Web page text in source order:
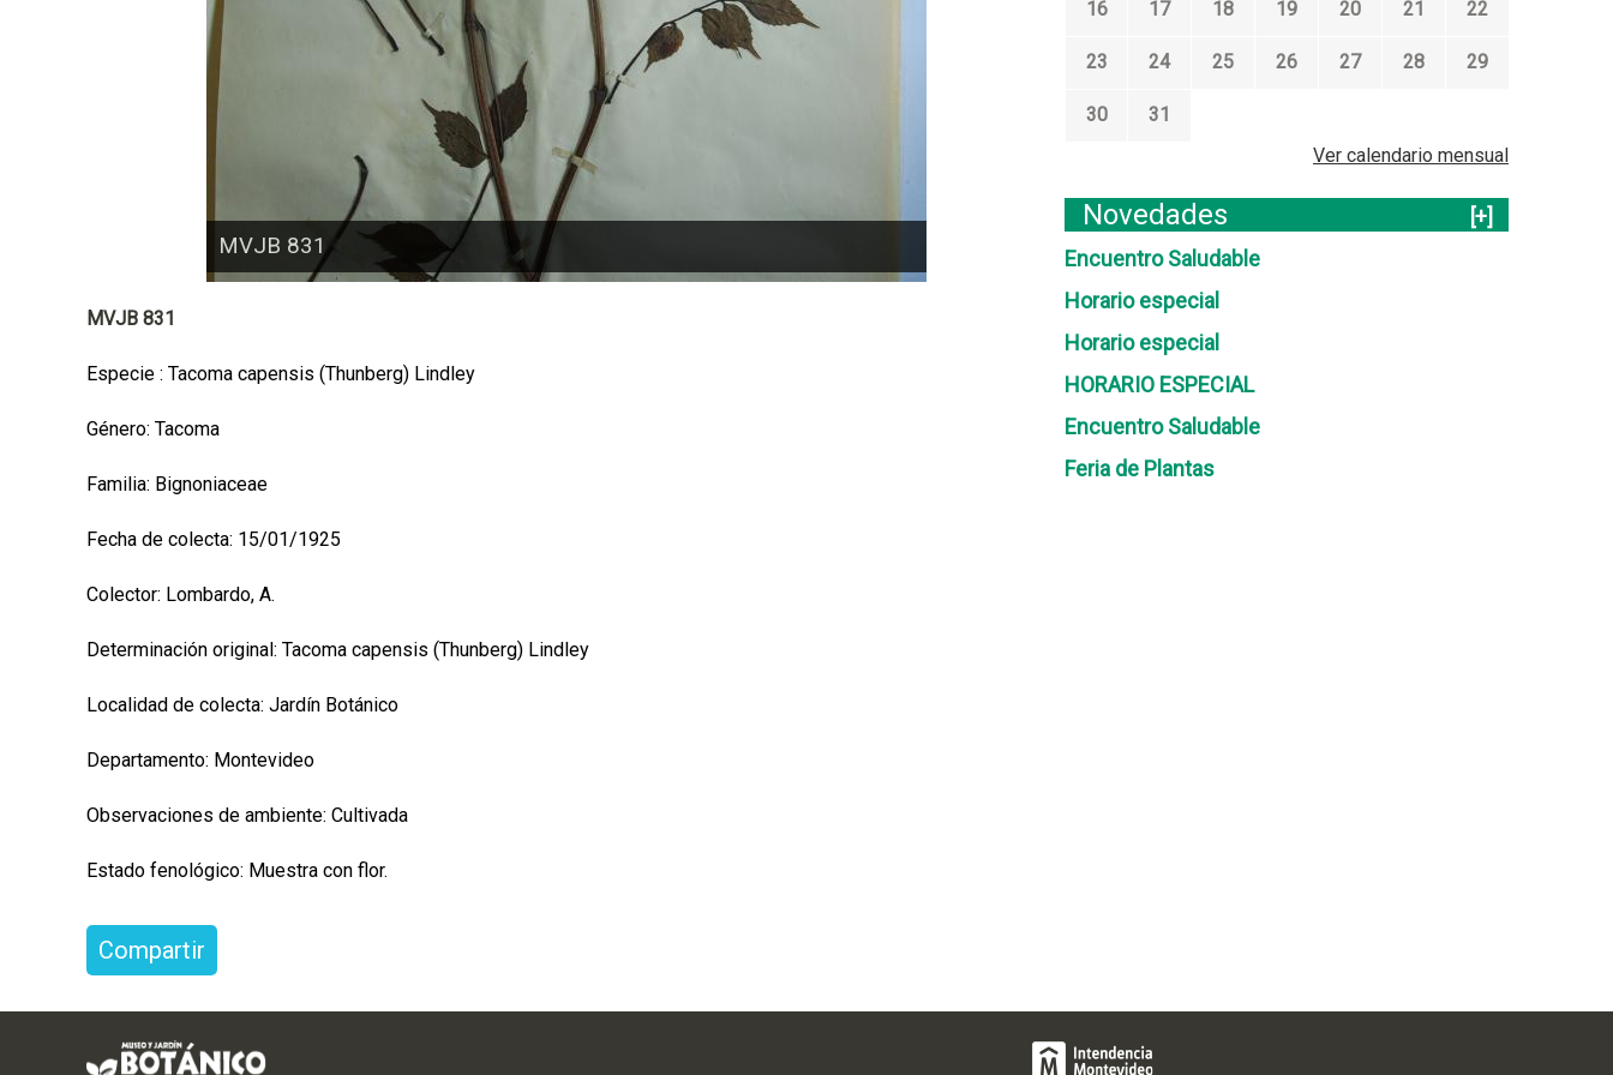
MVJB 831
MVJB 831
Especie : Tacoma capensis (Thunberg) Lindley
Género: Tacoma
Familia: Bignoniaceae
Fecha de colecta: 15/01/1925
Colector: Lombardo, A.
Determinación original: Tacoma capensis (Thunberg) Lindley
Localidad de colecta: Jardín Botánico
Departamento: Montevideo
Observaciones de ambiente: Cultivada
Estado fenológico: Muestra con flor.
Compartir
16 17 18 19 20 21 22
23 24 25 26 27 28 29
30
31
Ver calendario mensual
Novedades
[+]
Encuentro Saludable
Horario especial
Horario especial
HORARIO ESPECIAL
Encuentro Saludable
Feria de Plantas